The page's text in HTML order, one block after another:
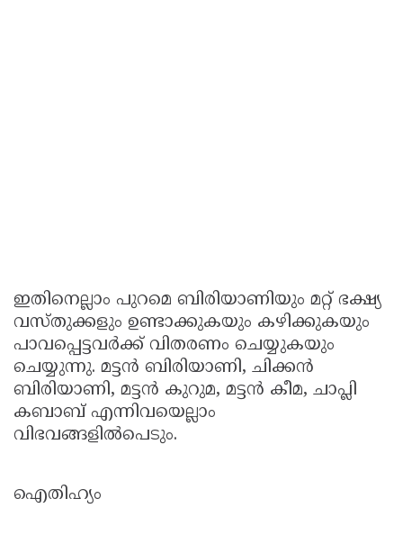
ഇതിനെല്ലാം പുറമെ ബിരിയാണിയും മറ്റ് ഭക്ഷ്യ
വസ്തുക്കളും ഉണ്ടാക്കുകയും കഴിക്കുകയും
പാവപ്പെട്ടവര്‍ക്ക് വിതരണം ചെയ്യുകയും
ചെയ്യുന്നു. മട്ടന്‍ ബിരിയാണി, ചിക്കന്‍
ബിരിയാണി, മട്ടന്‍ കുറുമ, മട്ടന്‍ കീമ, ചാപ്ലി
കബാബ് എന്നിവയെല്ലാം
വിഭവങ്ങളില്‍പെടും.
ഐതിഹ്യം